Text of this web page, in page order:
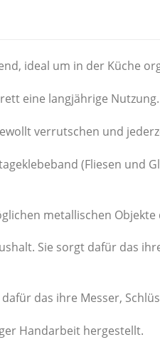
ideal um in der Küche
eine langjährige Nutzung.
verrutschen und
(Fliesen und
metallischen
Sie sorgt dafür das
das ihre Messer,
Handarbeit hergestellt.